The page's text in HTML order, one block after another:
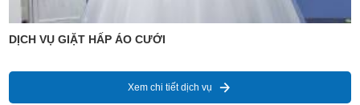
DỊCH VỤ GIẶT HẤP ÁO CƯỚI
Xem chi tiết dịch vụ